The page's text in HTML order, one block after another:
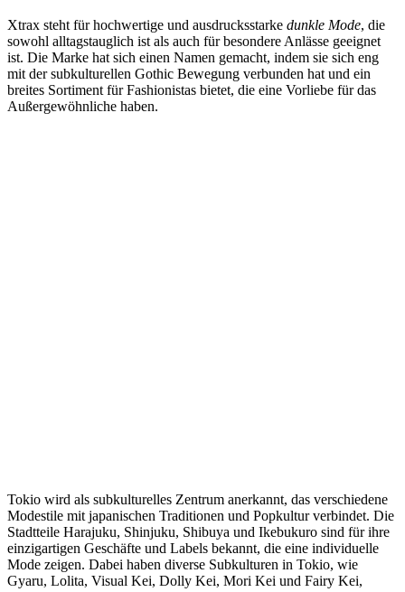
Xtrax steht für hochwertige und ausdrucksstarke dunkle Mode, die
sowohl alltagstauglich ist als auch für besondere Anlässe geeignet
ist. Die Marke hat sich einen Namen gemacht, indem sie sich eng
mit der subkulturellen Gothic Bewegung verbunden hat und ein
breites Sortiment für Fashionistas bietet, die eine Vorliebe für das
Außergewöhnliche haben.
Tokio wird als subkulturelles Zentrum anerkannt, das verschiedene
Modestile mit japanischen Traditionen und Popkultur verbindet. Die
Stadtteile Harajuku, Shinjuku, Shibuya und Ikebukuro sind für ihre
einzigartigen Geschäfte und Labels bekannt, die eine individuelle
Mode zeigen. Dabei haben diverse Subkulturen in Tokio, wie
Gyaru, Lolita, Visual Kei, Dolly Kei, Mori Kei und Fairy Kei,